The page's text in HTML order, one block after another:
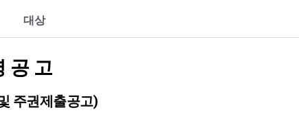
대상
공 고
주권제출공고)